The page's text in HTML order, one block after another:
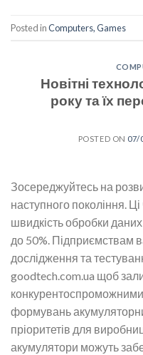
Posted inComputers, Games
Новітні
року та їх
POSTED ON 07/
Зосереджуйтесь на
наступного покоління.
швидкість обробки
до 50%. Підприємствам
дослідження та
goodtech.com.ua щоб
формувань
пріоритетів для
акумулятори можуть